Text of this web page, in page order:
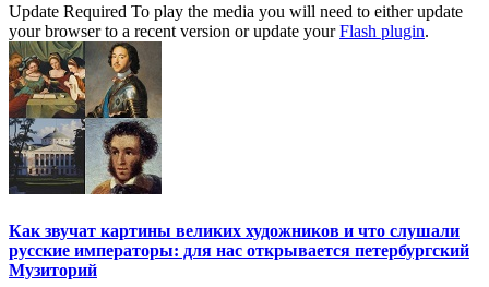
Update Required To play the media you will need to either update
your browser to a recent version or update yourFlash plugin.
Как звучат картины великих художников и что слушали
русские императоры: для нас открывается петербургский
Музиторий